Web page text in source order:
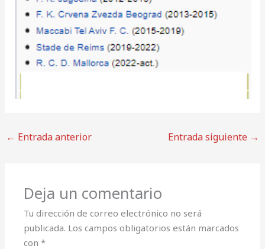
← Entrada anterior Entrada siguiente →
Deja un comentario
Tu dirección de correo electrónico no será
publicada. Los campos obligatorios están marcados
con*